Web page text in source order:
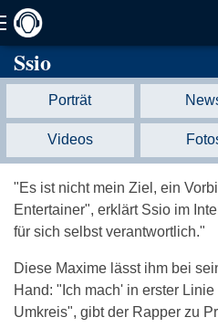
Ssio
Porträt
Videos
"Es ist nicht mein Ziel, ein
Entertainer", erklärt Ssio im
für sich selbst verantwortlich."
Diese Maxime lässt ihm bei
Hand: "Ich mach' in erster
Umkreis", gibt der Rapper zu